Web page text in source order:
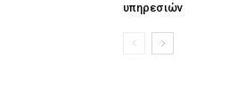
υπηρεσιών